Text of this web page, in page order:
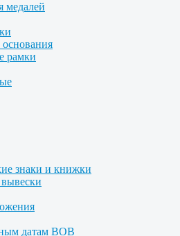
медалей
рамки
знаки и книжки
датам ВОВ